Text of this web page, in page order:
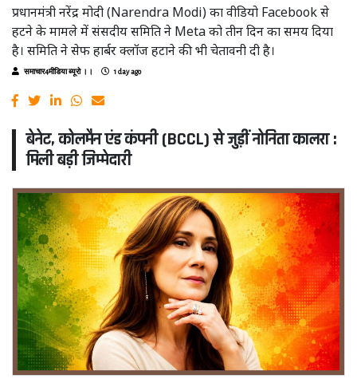
प्रधानमंत्री नरेंद्र मोदी (Narendra Modi) का वीडियो Facebook से
हटने के मामले में संसदीय समिति ने Meta को तीन दिन का समय दिया
है। समिति ने सेफ हार्बर क्लॉज हटाने की भी चेतावनी दी है।
समाचार4मीडिया ब्यूरो ।। 1 day ago
बेनेट, कोलमैन एंड कंपनी (BCCL) से जुड़ीं नोनिता कालरा :
मिली बड़ी जिम्मेदारी